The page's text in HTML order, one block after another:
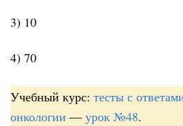
3) 10
4) 70
Учебный курс: тесты с
онкологии — урок №48.